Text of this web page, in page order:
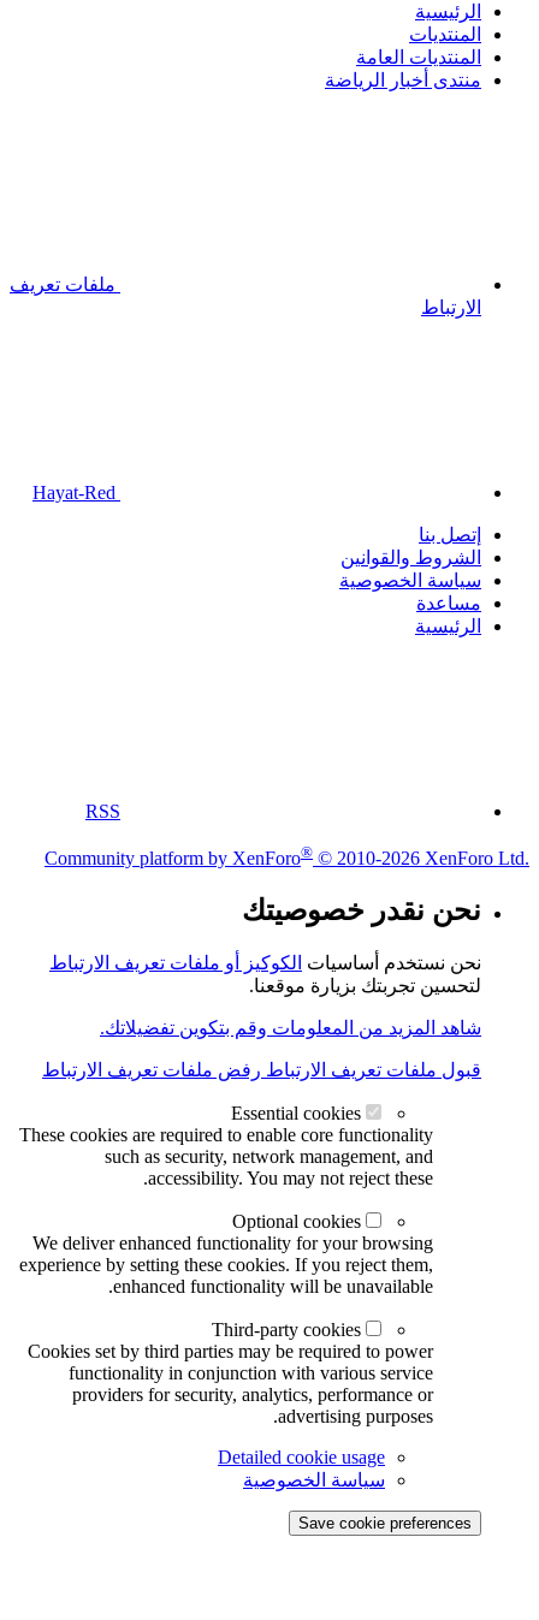
الرئيسية
المنتديات
المنتديات العامة
منتدى أخبار الرياضة
ملفات تعريف
الارتباط
إتصل بنا
الشروط والقوانين
سياسة الخصوصية
مساعدة
الرئيسية
RSS
Community platform by XenForo® © 2010-2026 XenForo Ltd.
نحن نقدر خصوصيتك
نحن نستخدم أساسيات الكوكيز أو ملفات تعريف الارتباط
لتحسين تجربتك بزيارة موقعنا.
شاهد المزيد من المعلومات وقم بتكوين تفضيلاتك.
قبول ملفات تعريف الارتباط رفض ملفات تعريف الارتباط
Essential cookies
These cookies are required to enable core functionality
such as security, network management, and
accessibility. You may not reject these.
Optional cookies
We deliver enhanced functionality for your browsing
experience by setting these cookies. If you reject them,
enhanced functionality will be unavailable.
Third-party cookies
Cookies set by third parties may be required to power
functionality in conjunction with various service
providers for security, analytics, performance or
advertising purposes.
Detailed cookie usage
سياسة الخصوصية
Save cookie preferences